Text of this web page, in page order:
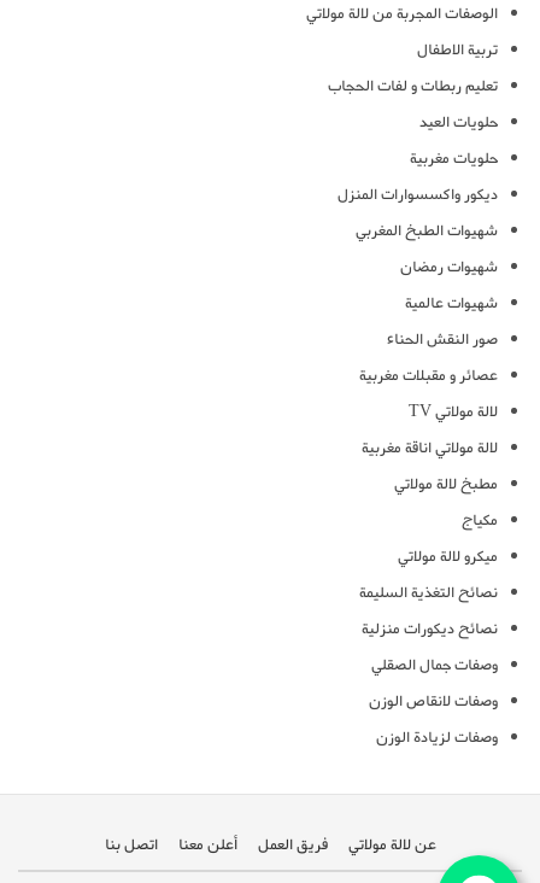
الوصفات المجربة من لالة مولاتي
تربية الاطفال
تعليم ربطات و لفات الحجاب
حلويات العيد
حلويات مغربية
ديكور واكسسوارات المنزل
شهيوات الطبخ المغربي
شهيوات رمضان
شهيوات عالمية
صور النقش الحناء
عصائر و مقبلات مغربية
لالة مولاتي TV
لالة مولاتي اناقة مغربية
مطبخ لالة مولاتي
مكياج
ميكرو لالة مولاتي
نصائح التغذية السليمة
نصائح ديكورات منزلية
وصفات جمال الصقلي
وصفات لانقاص الوزن
وصفات لزيادة الوزن
عن لالة مولاتي فريق العمل أعلن معنا اتصل بنا